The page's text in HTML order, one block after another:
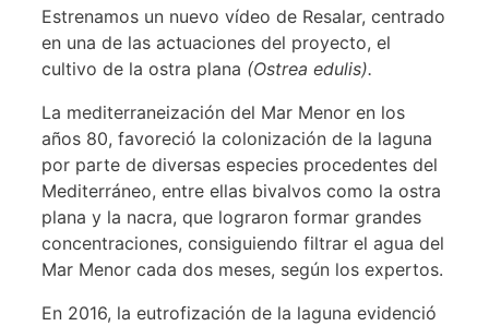
Estrenamos un nuevo vídeo de Resalar, centrado
en una de las actuaciones del proyecto, el
cultivo de la ostra plana (Ostrea edulis).
La mediterraneización del Mar Menor en los
años 80, favoreció la colonización de la laguna
por parte de diversas especies procedentes del
Mediterráneo, entre ellas bivalvos como la ostra
plana y la nacra, que lograron formar grandes
concentraciones, consiguiendo filtrar el agua del
Mar Menor cada dos meses, según los expertos.
En 2016, la eutrofización de la laguna evidenció